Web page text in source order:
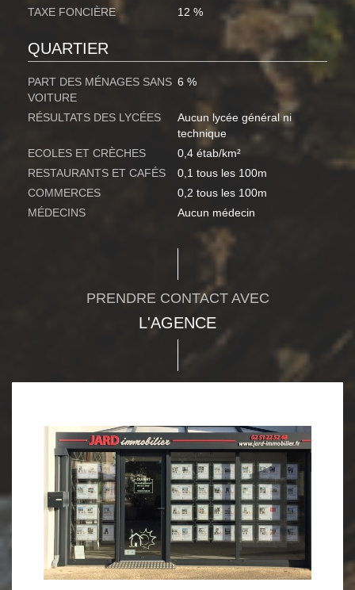
TAXE FONCIÈRE
12 %
QUARTIER
PART DES MÉNAGES SANS
VOITURE
6 %
RÉSULTATS DES LYCÉES
Aucun lycée général ni
technique
ECOLES ET CRÈCHES
0,4 étab/km²
RESTAURANTS ET CAFÉS
0,1 tous les 100m
COMMERCES
0,2 tous les 100m
MÉDECINS
Aucun médecin
PRENDRE CONTACT AVEC
L'AGENCE